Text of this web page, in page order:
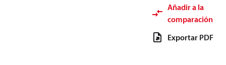
Añadir a la
comparación
Exportar PDF